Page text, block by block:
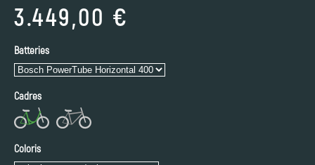
3.449,00 €
Batteries
Cadres
Coloris